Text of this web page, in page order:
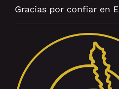
Gracias por confiar en